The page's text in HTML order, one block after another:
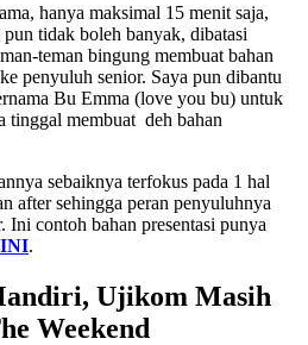
hanya maksimal 15 menit saja,
tidak boleh banyak, dibatasi
teman bingung membuat bahan
penyuluh senior. Saya pun dibantu
Bu Emma (love you bu) untuk
tinggal membuat deh bahan
sebaiknya terfokus pada 1 hal
after sehingga peran penyuluhnya
Ini contoh bahan presentasi punya
.
Ujikom Masih
Weekend